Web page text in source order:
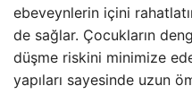
ebeveynlerin içini
de sağlar. Çocukların
düşme riskini minimize
yapıları sayesinde uzun